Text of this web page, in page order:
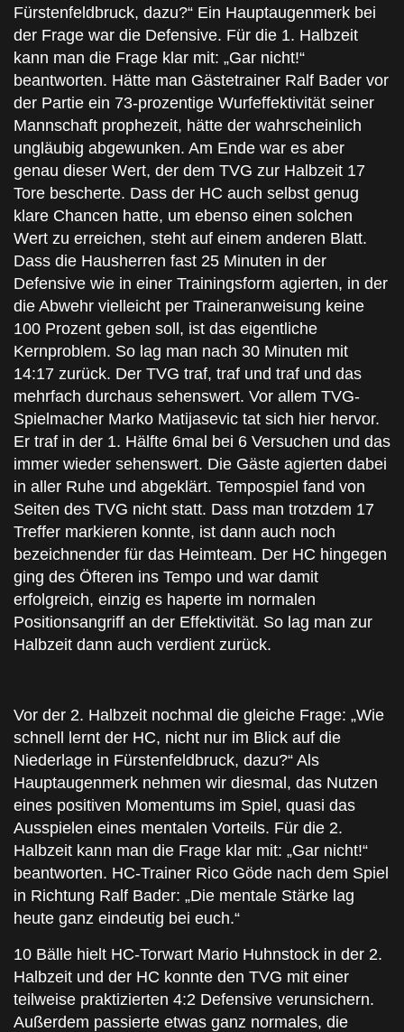
Fürstenfeldbruck, dazu?“ Ein Hauptaugenmerk bei
der Frage war die Defensive. Für die 1. Halbzeit
kann man die Frage klar mit: „Gar nicht!“
beantworten. Hätte man Gästetrainer Ralf Bader vor
der Partie ein 73-prozentige Wurfeffektivität seiner
Mannschaft prophezeit, hätte der wahrscheinlich
ungläubig abgewunken. Am Ende war es aber
genau dieser Wert, der dem TVG zur Halbzeit 17
Tore bescherte. Dass der HC auch selbst genug
klare Chancen hatte, um ebenso einen solchen
Wert zu erreichen, steht auf einem anderen Blatt.
Dass die Hausherren fast 25 Minuten in der
Defensive wie in einer Trainingsform agierten, in der
die Abwehr vielleicht per Traineranweisung keine
100 Prozent geben soll, ist das eigentliche
Kernproblem. So lag man nach 30 Minuten mit
14:17 zurück. Der TVG traf, traf und traf und das
mehrfach durchaus sehenswert. Vor allem TVG-
Spielmacher Marko Matijasevic tat sich hier hervor.
Er traf in der 1. Hälfte 6mal bei 6 Versuchen und das
immer wieder sehenswert. Die Gäste agierten dabei
in aller Ruhe und abgeklärt. Tempospiel fand von
Seiten des TVG nicht statt. Dass man trotzdem 17
Treffer markieren konnte, ist dann auch noch
bezeichnender für das Heimteam. Der HC hingegen
ging des Öfteren ins Tempo und war damit
erfolgreich, einzig es haperte im normalen
Positionsangriff an der Effektivität. So lag man zur
Halbzeit dann auch verdient zurück.
Vor der 2. Halbzeit nochmal die gleiche Frage: „Wie
schnell lernt der HC, nicht nur im Blick auf die
Niederlage in Fürstenfeldbruck, dazu?“ Als
Hauptaugenmerk nehmen wir diesmal, das Nutzen
eines positiven Momentums im Spiel, quasi das
Ausspielen eines mentalen Vorteils. Für die 2.
Halbzeit kann man die Frage klar mit: „Gar nicht!“
beantworten. HC-Trainer Rico Göde nach dem Spiel
in Richtung Ralf Bader: „Die mentale Stärke lag
heute ganz eindeutig bei euch.“
10 Bälle hielt HC-Torwart Mario Huhnstock in der 2.
Halbzeit und der HC konnte den TVG mit einer
teilweise praktizierten 4:2 Defensive verunsichern.
Außerdem passierte etwas ganz normales, die